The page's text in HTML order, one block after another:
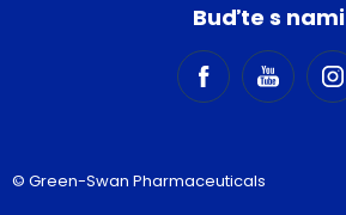
Buďte s nami
© Green-Swan Pharmaceuticals